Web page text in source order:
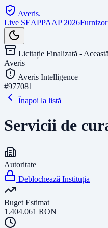
Averis.
Live SEAPPAAP 2026
Licitație Finalizată -
Averis
Averis Intelligence
#977081
Înapoi la listă
Servicii de
Autoritate
Deblochează Instituția
Buget Estimat
1.404.061 RON